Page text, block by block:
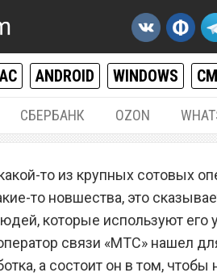
ANDROID WINDOWS
СБЕРБАНК OZON
раздачу
интернета
то из крупных сотовых
то новшества, это
которые используют его
связи «МТС» нашел
а состоит он в том, чтобы